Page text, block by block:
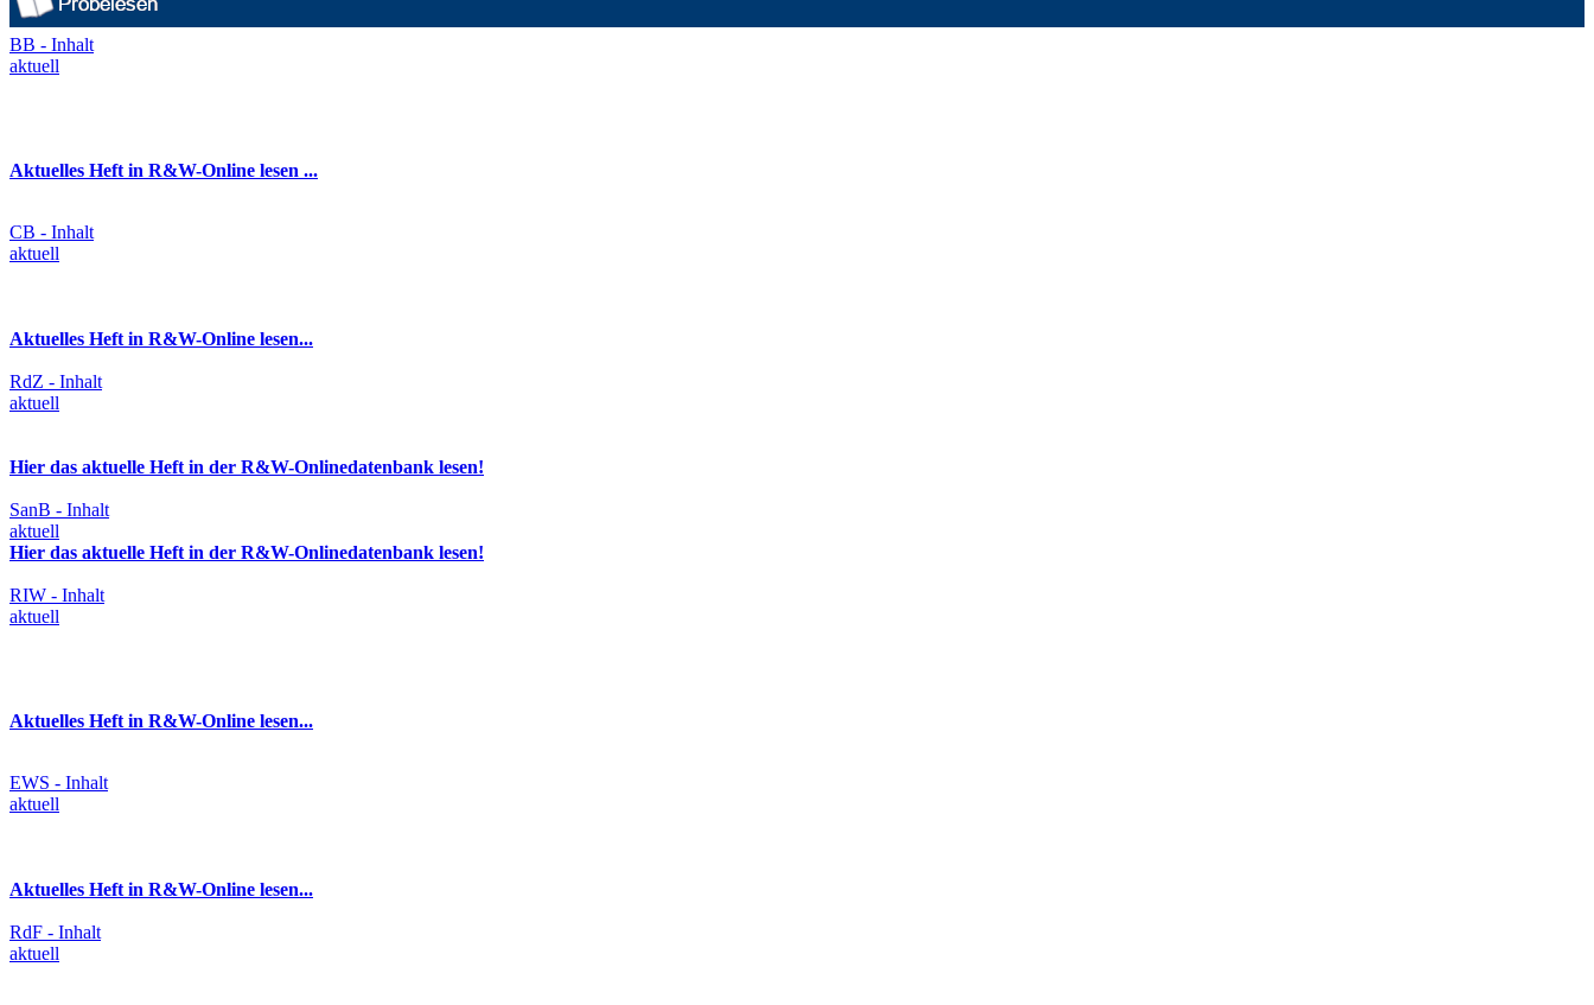
BB - Inhalt
aktuell
Aktuelles Heft in R&W-Online lesen ...
CB - Inhalt
aktuell
Aktuelles Heft in R&W-Online lesen...
RdZ - Inhalt
aktuell
Hier das aktuelle Heft in der R&W-Onlinedatenbank lesen!
SanB - Inhalt
aktuell
Hier das aktuelle Heft in der R&W-Onlinedatenbank lesen!
RIW - Inhalt
aktuell
Aktuelles Heft in R&W-Online lesen...
EWS - Inhalt
aktuell
Aktuelles Heft in R&W-Online lesen...
RdF - Inhalt
aktuell